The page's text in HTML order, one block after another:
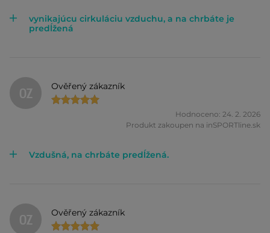
vynikajúcu cirkuláciu vzduchu, a na chrbáte je
predĺžená
OZ Ověřený zákazník
Hodnoceno: 24. 2. 2026
Produkt zakoupen na inSPORTline.sk
Vzdušná, na chrbáte predĺžená.
OZ Ověřený zákazník